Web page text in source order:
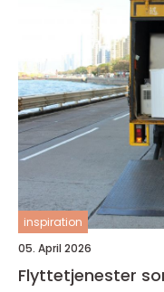
inspiration
05. April 2026
Flyttetjenester